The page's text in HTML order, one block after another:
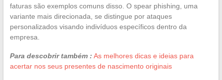
faturas são exemplos comuns disso. O spear phishing, uma
variante mais direcionada, se distingue por ataques
personalizados visando indivíduos específicos dentro da
empresa.
Para descobrir também : As melhores dicas e ideias para
acertar nos seus presentes de nascimento originais